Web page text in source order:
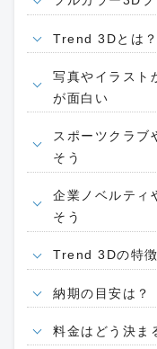
Trend 3Dとは？
写真やイラスト
が面白い
スポーツクラブ
そう
企業ノベルティ
そう
Trend 3Dの特徴
納期の目安は？
料金はどう決ま